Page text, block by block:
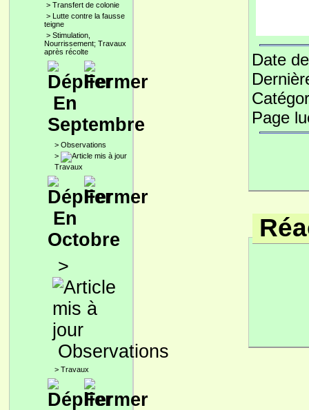
> Transfert de colonie
> Lutte contre la fausse
teigne
> Stimulation,
Nourrissement; Travaux
après récolte
En
Septembre
> Observations
>
Travaux
En
Octobre
>
Observations
> Travaux
Date
Page